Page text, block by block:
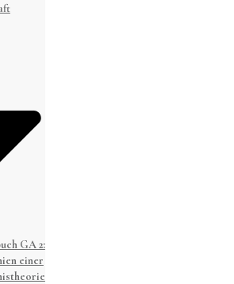
GA 2:
einer